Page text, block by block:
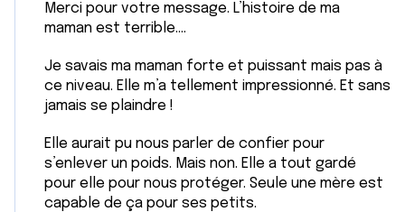
Merci pour votre message. L’histoire de ma
maman est terrible….
Je savais ma maman forte et puissant mais pas à
ce niveau. Elle m’a tellement impressionné. Et sans
jamais se plaindre !
Elle aurait pu nous parler de confier pour
s’enlever un poids. Mais non. Elle a tout gardé
pour elle pour nous protéger. Seule une mère est
capable de ça pour ses petits.